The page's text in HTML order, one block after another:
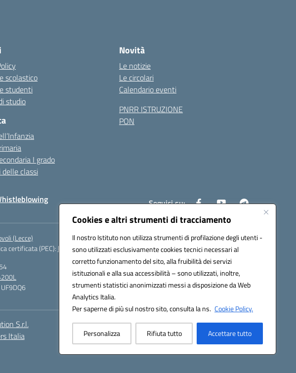
Cookies e altri strumenti di tracciamento
Il nostro Istituto non utilizza strumenti di profilazione degli utenti -
sono utilizzati esclusivamente cookies tecnici necessari al
corretto funzionamento del sito, alla fruibilità dei servizi
istituzionali e alla sua accessibilità – sono utilizzati, inoltre,
strumenti statistici anonimizzati messi a disposizione da Web
Analytics Italia.
Per saperne di più sul nostro sito, consulta la ns. Cookie Policy.
Personalizza Rifiuta tutto Accettare tutto
scolastico
studenti
studio
I grado
classi
Novità
Le notizie
Le circolari
Calendario eventi
PNRR ISTRUZIONE
PON
Seguici su:
(Lecce)
certificata (PEC): leic84200l@pec.istruzione.it
S.r.l.
Italia